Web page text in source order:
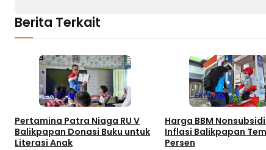
Berita Terkait
EKONOMI
Pertamina Patra Niaga RU V
Balikpapan Donasi Buku untuk
Literasi Anak
EKONOMI
Harga BBM
Inflasi Balikpapan
Persen